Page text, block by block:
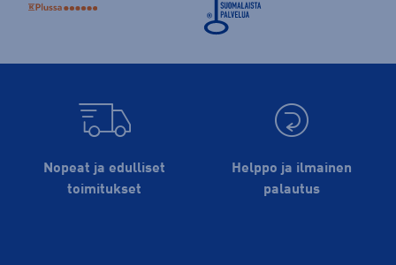
Nopeat ja edulliset
toimitukset
Helppo ja ilmainen
palautus